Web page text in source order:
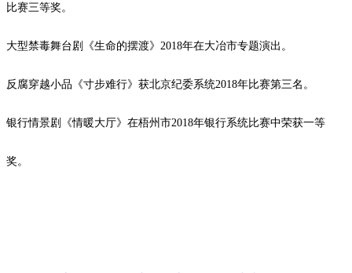
比赛三等奖。
大型禁毒舞台剧《生命的摆渡》 2018年在大冶市专题演出。
反腐穿越小品《寸步难行》获北京纪委系统2018年比赛第三名。
银行情景剧《情暖大厅》在梧州市2018年银行系统比赛中荣获一等
奖。